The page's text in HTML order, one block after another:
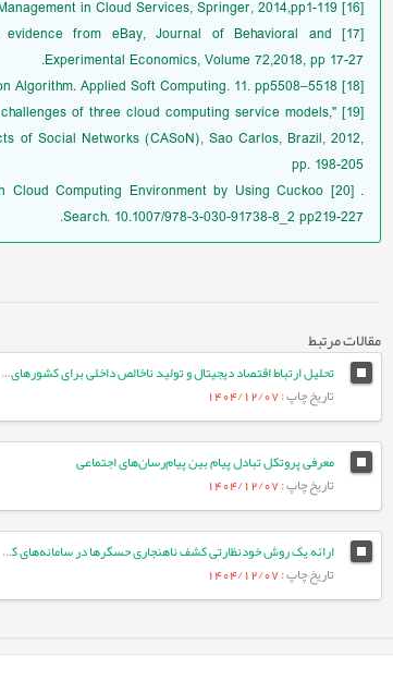
[16] Talal H. Noor, Quan Z. Sheng, Athman Bouguettaya ,Trust Management in Cloud Services, Springer, 2014,pp1-119.
evidence from eBay, Journal of Behavioral and
Experimental Economics, Volume 72,2018, pp 17-27.
[18] Rajabioun, Ramin. (2011). Cuckoo Optimization Algorithm. Applied Soft Computing. 11. pp5508–5518.
challenges of three cloud computing service models,"
of Social Networks (CASoN), Sao Carlos, Brazil, 2012,
pp. 198-205
Cloud Computing Environment by Using Cuckoo
Search. 10.1007/978-3-030-91738-8_2 pp219-227.
مقالات مرتبط
تحلیل ارتباط اقتصاد دیجیتال و تولید ناخالص داخلی برای کشورهای ایران و مالزی با استفاده از شبکه های عصبی کوتاه‌نگر بلندحافظه
تاریخ چاپ: 1404/12/07
معرفی پروتکل تبادل پیام بین پیام‌رسان‌های اجتماعی
تاریخ چاپ: 1404/12/07
ارائه یک روش خودنظارتی کشف ناهنجاری حسگرها در سامانه‌های کنترل صنعتی مبتنی بر یادگیری عمیق گروه‌محور
تاریخ چاپ: 1404/12/07